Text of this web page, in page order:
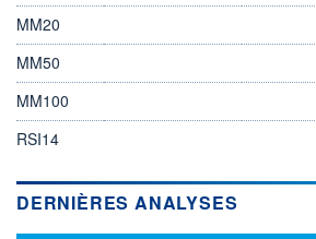
MM20
MM50
MM100
RSI14
DERNIÈRES ANALYSES